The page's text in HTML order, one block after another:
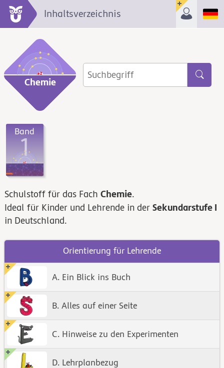
Inhaltsverzeichnis
Chemie
Band
1
Schulstoff für das Fach Chemie.
Ideal für Kinder und Lehrende in der Sekundarstufe I
in Deutschland.
Orientierung für Lehrende
A. Ein Blick ins Buch
B. Alles auf einer Seite
C. Hinweise zu den Experimenten
D. Lehrplanbezug